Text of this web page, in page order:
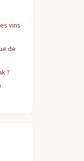
vins
de
?